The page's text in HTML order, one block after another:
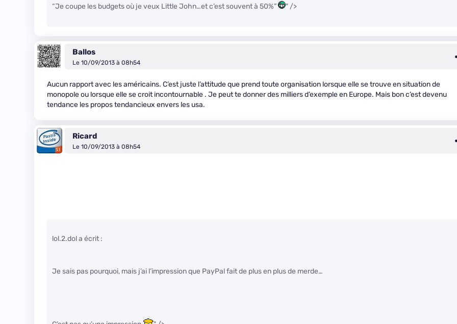
“Je coupe les budgets où je veux Little John…et c’est souvent à 50%” " />
Ballos
Le 10/09/2013 à 08h54
Aucun rapport avec les américains. C’est juste l’attitude que prend toute organisation lorsque elle se trouve en situation de
monopole ou lorsque elle se croit incontournable . Je peut te donner des milliers d’exemple en Europe. Mais bon c’est devenu
tendance les propos tendancieux envers les usa.
Ricard
Le 10/09/2013 à 08h54
lol.2.dol a écrit :
Je sais pas pourquoi, mais j’ai l’impression que PayPal fait de plus en plus de merde…